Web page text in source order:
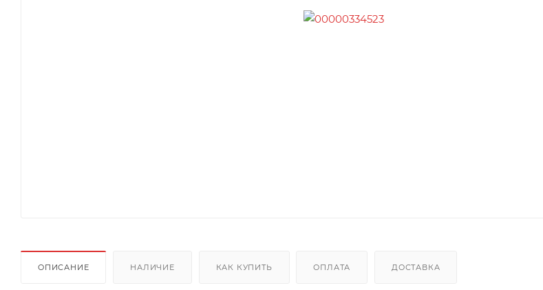
ОПИСАНИЕ НАЛИЧИЕ КАК КУПИТЬ ОПЛАТА ДОСТАВКА